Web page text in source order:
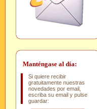
Manténgase al día:
Si quiere recibir
gratuitamente nuestras
novedades por email,
escriba su email y pulse
guardar: